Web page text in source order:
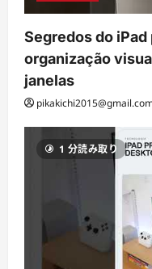
Segredos do
organização
janelas
1 分読み取り